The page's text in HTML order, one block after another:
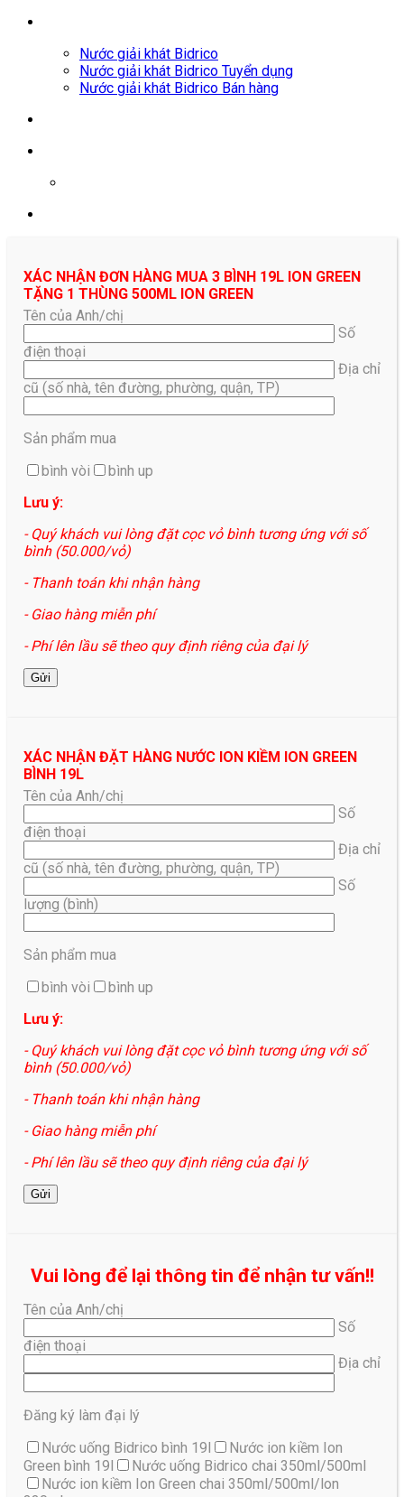
Nước giải khát Bidrico
Nước giải khát Bidrico Tuyển dụng
Nước giải khát Bidrico Bán hàng
XÁC NHẬN ĐƠN HÀNG MUA 3 BÌNH 19L ION GREEN
TẶNG 1 THÙNG 500ML ION GREEN
Tên của Anh/chị
Số
điện thoại
Địa chỉ
cũ (số nhà, tên đường, phường, quận, TP)
Sản phẩm mua
bình vòi
bình up
Lưu ý:
- Quý khách vui lòng đặt cọc vỏ bình tương ứng với số
bình (50.000/vỏ)
- Thanh toán khi nhận hàng
- Giao hàng miễn phí
- Phí lên lầu sẽ theo quy định riêng của đại lý
XÁC NHẬN ĐẶT HÀNG NƯỚC ION KIỀM ION GREEN
BÌNH 19L
Tên của Anh/chị
Số
điện thoại
Địa chỉ
cũ (số nhà, tên đường, phường, quận, TP)
Số
lượng (bình)
Sản phẩm mua
bình vòi
bình up
Lưu ý:
- Quý khách vui lòng đặt cọc vỏ bình tương ứng với số
bình (50.000/vỏ)
- Thanh toán khi nhận hàng
- Giao hàng miễn phí
- Phí lên lầu sẽ theo quy định riêng của đại lý
Vui lòng để lại thông tin để nhận tư vấn!!
Tên của Anh/chị
Số
điện thoại
Địa chỉ
Đăng ký làm đại lý
Nước uống Bidrico bình 19l
Nước ion kiềm Ion
Green bình 19l
Nước uống Bidrico chai 350ml/500ml
Nước ion kiềm Ion Green chai 350ml/500ml/lon